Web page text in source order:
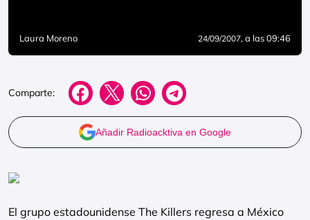
Laura Moreno 24/09/2007, a las 09:46
Comparte:
Añadir Radioacktiva en Google
El grupo estadounidense The Killers regresa a México